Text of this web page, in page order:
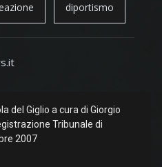
diportismo
del Giglio a cura di Giorgio
Tribunale di
2007